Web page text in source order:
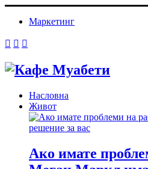
Маркетинг
Насловна
Живот
Ако имате